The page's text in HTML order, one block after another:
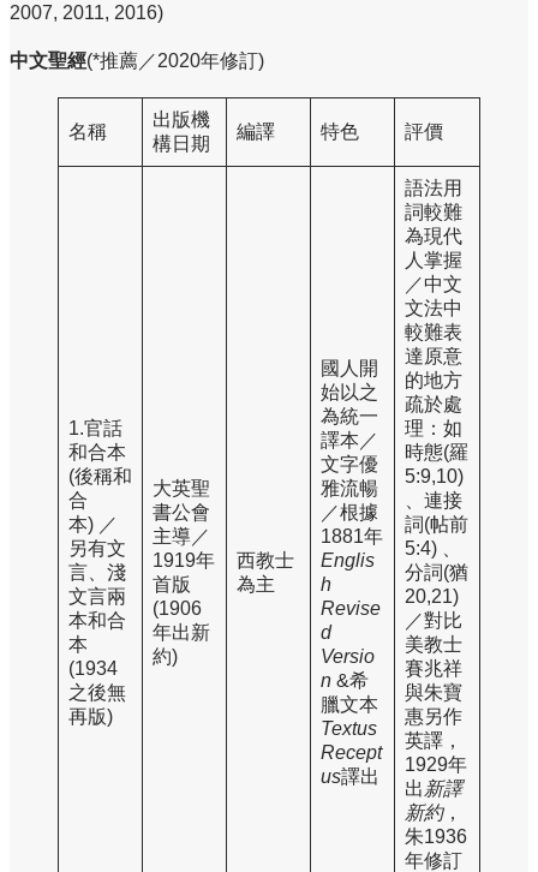
2007, 2011, 2016)
中文聖經(*推薦／2020年修訂)
名稱
出版機
構日期
編譯 特色 評價
1.官話
和合本
(後稱和
合
本) ／
另有文
言、淺
文言兩
本和合
本
(1934
之後無
再版)
大英聖
書公會
主導／
1919年
首版
(1906
年出新
約)
西教士
為主
國人開
始以之
為統一
譯本／
文字優
雅流暢
／根據
1881年
Englis
h
Revise
d
Versio
n &希
臘文本
Textus
Recept
us譯出
語法用
詞較難
為現代
人掌握
／中文
文法中
較難表
達原意
的地方
疏於處
理：如
時態(羅
5:9,10)
、連接
詞(帖前
5:4) 、
分詞(猶
20,21)
／對比
美教士
賽兆祥
與朱寶
惠另作
英譯，
1929年
出 新譯
新約，
朱1936
年修訂